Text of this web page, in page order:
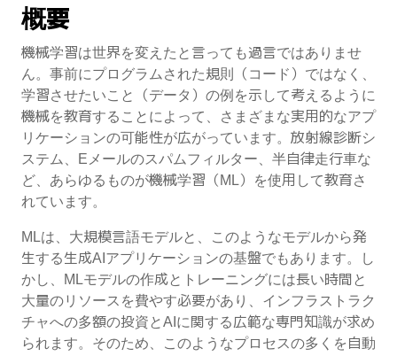
概要
機械学習は世界を変えたと言っても過言ではありませ
ん。事前にプログラムされた規則（コード）ではなく、
学習させたいこと（データ）の例を示して考えるように
機械を教育することによって、さまざまな実用的なアプ
リケーションの可能性が広がっています。放射線診断シ
ステム、Eメールのスパムフィルター、半自律走行車な
ど、あらゆるものが機械学習（ML）を使用して教育さ
れています。
MLは、大規模言語モデルと、このようなモデルから発
生する生成AIアプリケーションの基盤でもあります。し
かし、MLモデルの作成とトレーニングには長い時間と
大量のリソースを費やす必要があり、インフラストラク
チャへの多額の投資とAIに関する広範な専門知識が求め
られます。そのため、このようなプロセスの多くを自動